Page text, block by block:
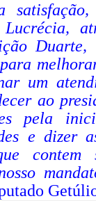
Duarte,
um
ao
pela
e dizer
contem